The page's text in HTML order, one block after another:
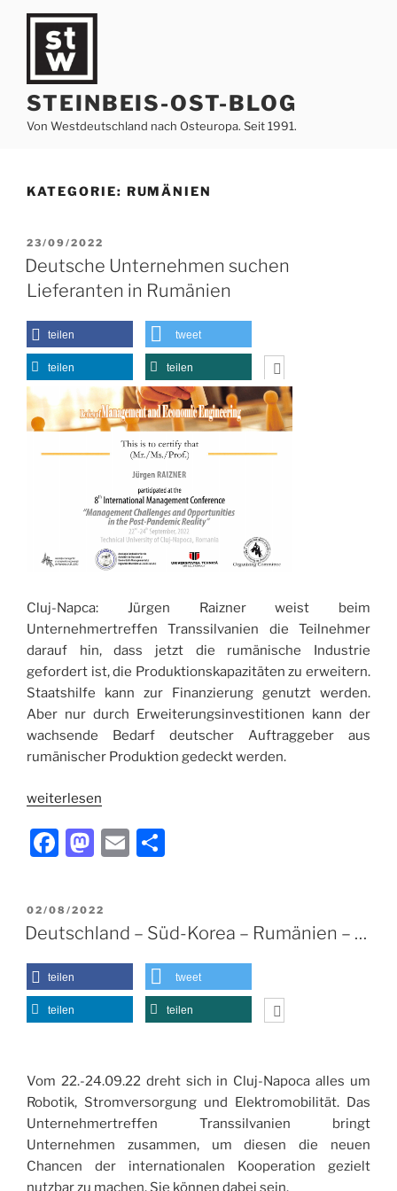
Zum
springen
STEINBEIS-OST-BLOG
Von Westdeutschland nach Osteuropa. Seit 1991.
KATEGORIE: RUMÄNIEN
VERÖFFENTLICHT
AM
23/09/2022
Deutsche Unternehmen suchen
Lieferanten in Rumänien
teilen tweet
teilen teilen
Cluj-Napca: Jürgen Raizner weist beim
Unternehmertreffen Transsilvanien die Teilnehmer
darauf hin, dass jetzt die rumänische Industrie
gefordert ist, die Produktionskapazitäten zu erweitern.
Staatshilfe kann zur Finanzierung genutzt werden.
Aber nur durch Erweiterungsinvestitionen kann der
wachsende Bedarf deutscher Auftraggeber aus
rumänischer Produktion gedeckt werden.
weiterlesen
F
c
e
b
o
o
M
st
o
d
o
E
l
n
VERÖFFENTLICHT
AM
02/08/2022
Deutschland – Süd-Korea – Rumänien – …
teilen tweet
teilen teilen
Vom 22.-24.09.22 dreht sich in Cluj-Napoca alles um
Robotik, Stromversorgung und Elektromobilität. Das
Unternehmertreffen Transsilvanien bringt
Unternehmen zusammen, um diesen die neuen
Chancen der internationalen Kooperation gezielt
nutzbar zu machen. Sie können dabei sein.